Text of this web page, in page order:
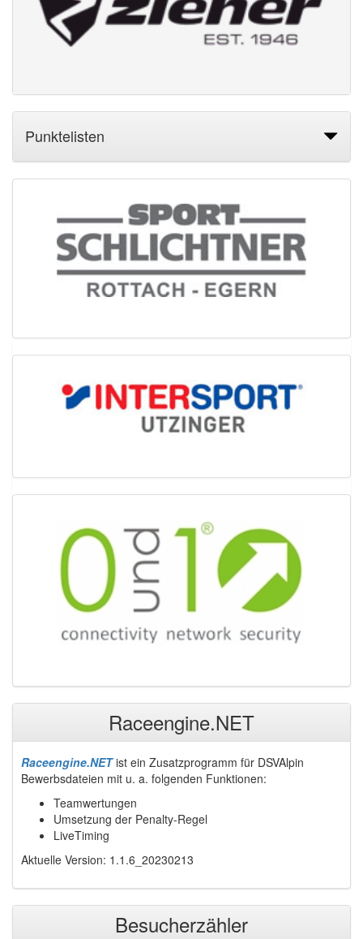
Punktelisten
Raceengine.NET
Raceengine.NETist ein Zusatzprogramm für DSVAlpin
Bewerbsdateien mit u. a. folgenden Funktionen:
Teamwertungen
Umsetzung der Penalty-Regel
LiveTiming
Aktuelle Version: 1.1.6_20230213
Besucherzähler